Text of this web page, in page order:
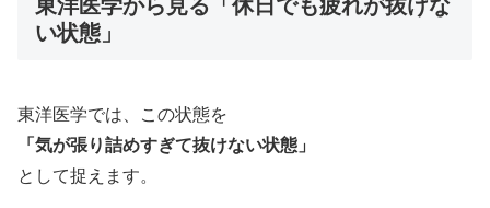
東洋医学から見る「休日でも疲れが抜けな
い状態」
東洋医学では、この状態を
「気が張り詰めすぎて抜けない状態」
として捉えます。